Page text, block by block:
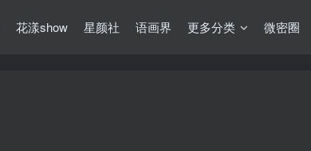
花漾show 星颜社 语画界 更多分类 微密圈